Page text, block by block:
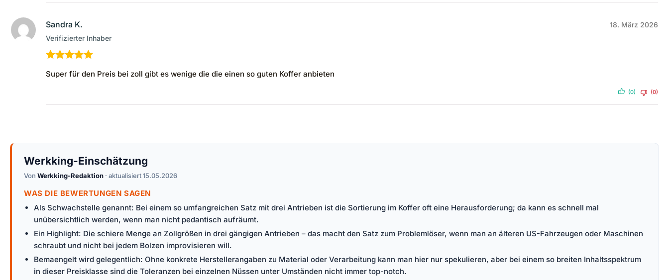
Sandra K.
Verifizierter Inhaber
18. März 2026
5von 5
Super für den Preis bei zoll gibt es wenige die die einen so guten Koffer anbieten
(0) (0)
Werkking-Einschätzung
Von Werkking-Redaktion · aktualisiert 15.05.2026
WAS DIE BEWERTUNGEN SAGEN
Als Schwachstelle genannt: Bei einem so umfangreichen Satz mit drei Antrieben ist die Sortierung im Koffer oft eine Herausforderung; da kann es schnell mal
unübersichtlich werden, wenn man nicht pedantisch aufräumt.
Ein Highlight: Die schiere Menge an Zollgrößen in drei gängigen Antrieben – das macht den Satz zum Problemlöser, wenn man an älteren US-Fahrzeugen oder Maschinen
schraubt und nicht bei jedem Bolzen improvisieren will.
Bemaengelt wird gelegentlich: Ohne konkrete Herstellerangaben zu Material oder Verarbeitung kann man hier nur spekulieren, aber bei einem so breiten Inhaltsspektrum
in dieser Preisklasse sind die Toleranzen bei einzelnen Nüssen unter Umständen nicht immer top-notch.